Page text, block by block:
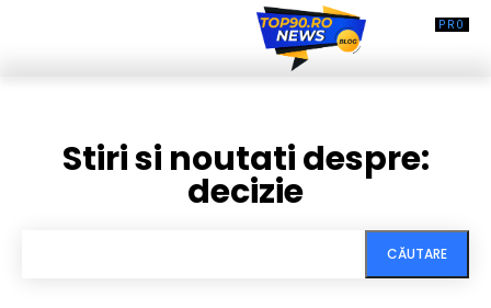
Stiri si noutati despre:
decizie
CĂUTARE